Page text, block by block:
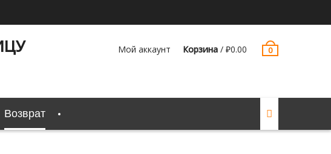
Мой аккаунт Корзина / ₽0.00 0
Возврат